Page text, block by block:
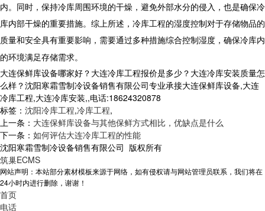
内。同时，保持冷库周围环境的干燥，避免外部水分的侵入，也是确保冷
库内部干燥的重要措施。综上所述， 冷库工程的湿度控制对于存储物品的
质量和安全具有重要影响，需要通过多种措施综合控制湿度，确保冷库内
的环境满足存储需求。
大连保鲜库设备哪家好？大连冷库工程报价是多少？大连冷库安装质量怎
么样？沈阳寒霜雪制冷设备销售有限公司专业承接大连保鲜库设备,大连
冷库工程,大连冷库安装,,电话:18624320878
标签： 沈阳冷库工程,冷库工程,
上一条： 大连保鲜库设备与其他保鲜方式相比，优缺点是什么
下一条： 如何评估大连冷库工程的性能
沈阳寒霜雪制冷设备销售有限公司 版权所有
筑巢ECMS
网站声明：本站部分素材模板来源于网络，如有侵权请与网站管理员联系，我们将在
24小时内进行删除，谢谢！
首页
电话